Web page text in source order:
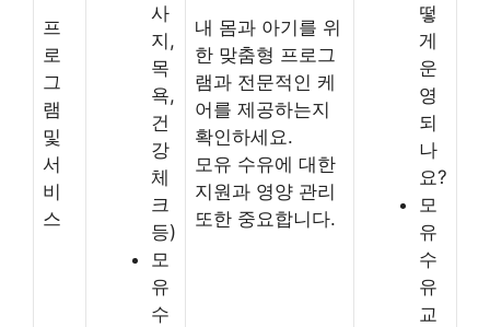
프
로
그
램
및
서
비
스
사
지,
목
욕,
건
강
체
크
등)
모
유
수
내 몸과 아기를 위
한 맞춤형 프로그
램과 전문적인 케
어를 제공하는지
확인하세요.
모유 수유에 대한
지원과 영양 관리
또한 중요합니다.
떻
게
운
영
되
나
요?
모
유
수
유
교